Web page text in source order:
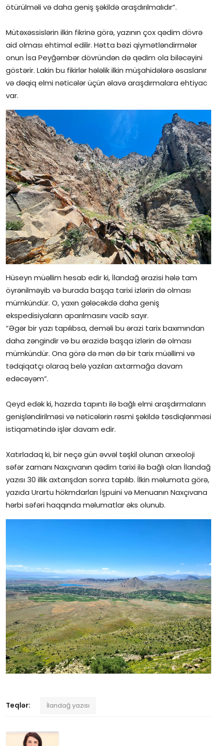
ötürülməli və daha geniş şəkildə araşdırılmalıdır”.
Mütəxəssislərin ilkin fikrinə görə, yazının çox qədim dövrə
aid olması ehtimal edilir. Hətta bəzi qiymətləndirmələr
onun İsa Peyğəmbər dövründən də qədim ola biləcəyini
göstərir. Lakin bu fikirlər hələlik ilkin müşahidələrə əsaslanır
və dəqiq elmi nəticələr üçün əlavə araşdırmalara ehtiyac
var.
Hüseyn müəllim hesab edir ki, İlandağ ərazisi hələ tam
öyrənilməyib və burada başqa tarixi izlərin də olması
mümkündür. O, yaxın gələcəkdə daha geniş
ekspedisiyaların aparılmasını vacib sayır.
“Əgər bir yazı tapılıbsa, deməli bu ərazi tarix baxımından
daha zəngindir və bu ərazidə başqa izlərin də olması
mümkündür. Ona görə də mən də bir tarix müəllimi və
tədqiqatçı olaraq belə yazıları axtarmağa davam
edəcəyəm”.
Qeyd edək ki, hazırda tapıntı ilə bağlı elmi araşdırmaların
genişləndirilməsi və nəticələrin rəsmi şəkildə təsdiqlənməsi
istiqamətində işlər davam edir.
Xatırladaq ki, bir neçə gün əvvəl təşkil olunan arxeoloji
səfər zamanı Naxçıvanın qədim tarixi ilə bağlı olan İlandağ
yazısı 30 illik axtarışdan sonra tapılıb. İlkin məlumata görə,
yazıda Urartu hökmdarları İşpuini və Menuanın Naxçıvana
hərbi səfəri haqqında məlumatlar əks olunub.
Teqlər: İlandağ yazısı